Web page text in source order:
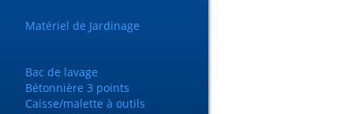
Matériel de Jardinage
Bac de lavage
Bétonnière 3 points
Caisse/malette à outils